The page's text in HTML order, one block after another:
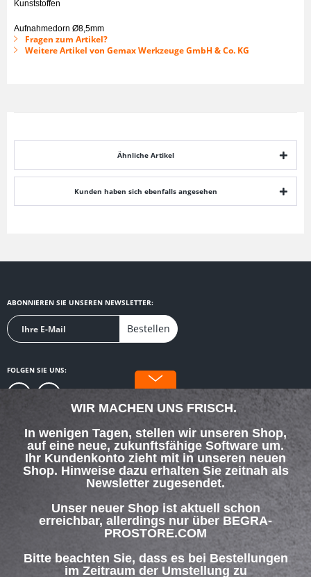
Kunststoffen
Aufnahmedorn Ø8,5mm
Fragen zum Artikel?
Weitere Artikel von Gemax Werkzeuge GmbH & Co. KG
Ähnliche Artikel
Kunden haben sich ebenfalls angesehen
ABONNIEREN SIE UNSEREN NEWSLETTER:
Bestellen
FOLGEN SIE UNS:
WIR MACHEN UNS FRISCH.
In wenigen Tagen, stellen wir unseren Shop,
auf eine neue, zukunftsfähige Software um.
Ihr Kundenkonto zieht mit in unseren neuen
Shop. Hinweise dazu erhalten Sie zeitnah als
Newsletter zugesendet.
Unser neuer Shop ist aktuell schon
erreichbar, allerdings nur über BEGRA-
PROSTORE.COM
Bitte beachten Sie, dass es bei Bestellungen
im Zeitraum der Umstellung zu
SERVICE HOTLINE
INFORMATIONEN